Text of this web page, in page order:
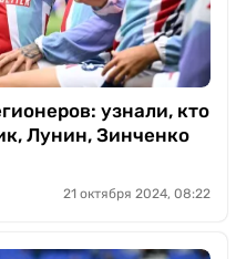
узнали, кто
Лунин, Зинченко
21 октября 2024, 08:22